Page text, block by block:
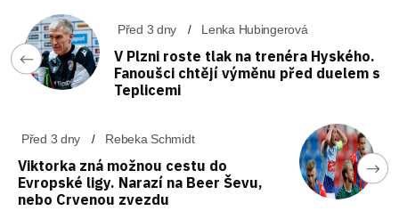
Před 3 dny Lenka Hubingerová
V Plzni roste tlak na trenéra Hyského.
Fanoušci chtějí výměnu před duelem s
Teplicemi
Před 3 dny Rebeka Schmidt
Viktorka zná možnou cestu do
Evropské ligy. Narazí na Beer Ševu,
nebo Crvenou zvezdu